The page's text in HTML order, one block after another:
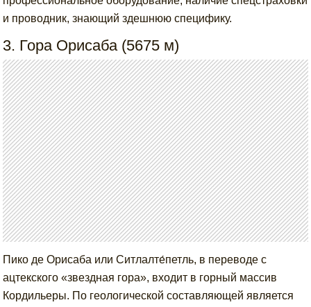
и проводник, знающий здешнюю специфику.
3. Гора Орисаба (5675 м)
Пико де Орисаба или Ситлалте́петль, в переводе с
ацтекского «звездная гора», входит в горный массив
Кордильеры. По геологической составляющей является